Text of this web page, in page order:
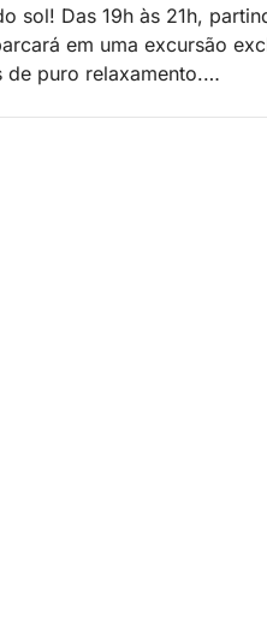
sol! Das 19h às 21h,
em uma excursão
puro relaxamento.
Em seguida, seguiremos
luzes do entardecer e sua
Cada parada
e prazer. Você será
da paisagem e
água para se
música favorita, criando a
busca relaxamento,